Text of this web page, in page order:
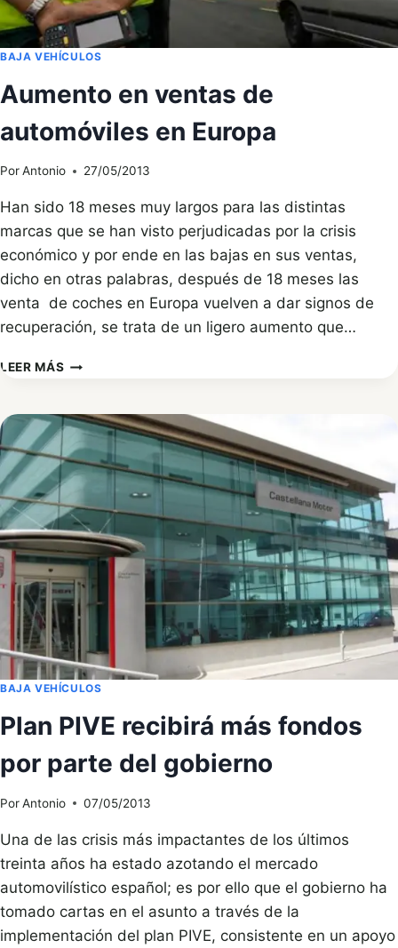
BAJA VEHÍCULOS
Aumento en ventas de
automóviles en Europa
PorAntonio 27/05/2013
Han sido 18 meses muy largos para las distintas
marcas que se han visto perjudicadas por la crisis
económico y por ende en las bajas en sus ventas,
dicho en otras palabras, después de 18 meses las
venta de coches en Europa vuelven a dar signos de
recuperación, se trata de un ligero aumento que…
LEER MÁS AUMENTO
DE
AUTOMÓVILES
EN
EUROPA
BAJA VEHÍCULOS
Plan PIVE recibirá más fondos
por parte del gobierno
PorAntonio 07/05/2013
Una de las crisis más impactantes de los últimos
treinta años ha estado azotando el mercado
automovilístico español; es por ello que el gobierno ha
tomado cartas en el asunto a través de la
implementación del plan PIVE, consistente en un apoyo